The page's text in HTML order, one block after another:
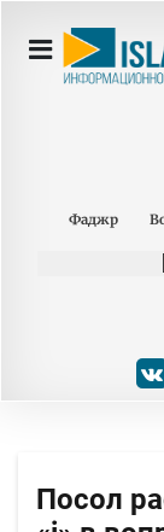
Фаджр
Посол